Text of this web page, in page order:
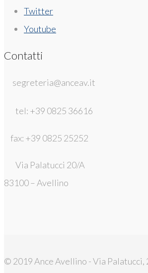
Twitter
Youtube
Contatti
segreteria@anceav.it
tel: +39 0825 36616
fax: +39 0825 25252
Via Palatucci 20/A
83100 – Avellino
© 2019 Ance Avellino - Via Palatucci,